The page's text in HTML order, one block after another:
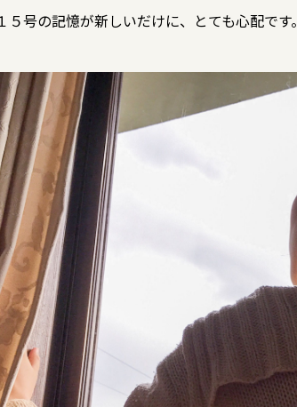
５号の記憶が新しいだけに、とても心配です。